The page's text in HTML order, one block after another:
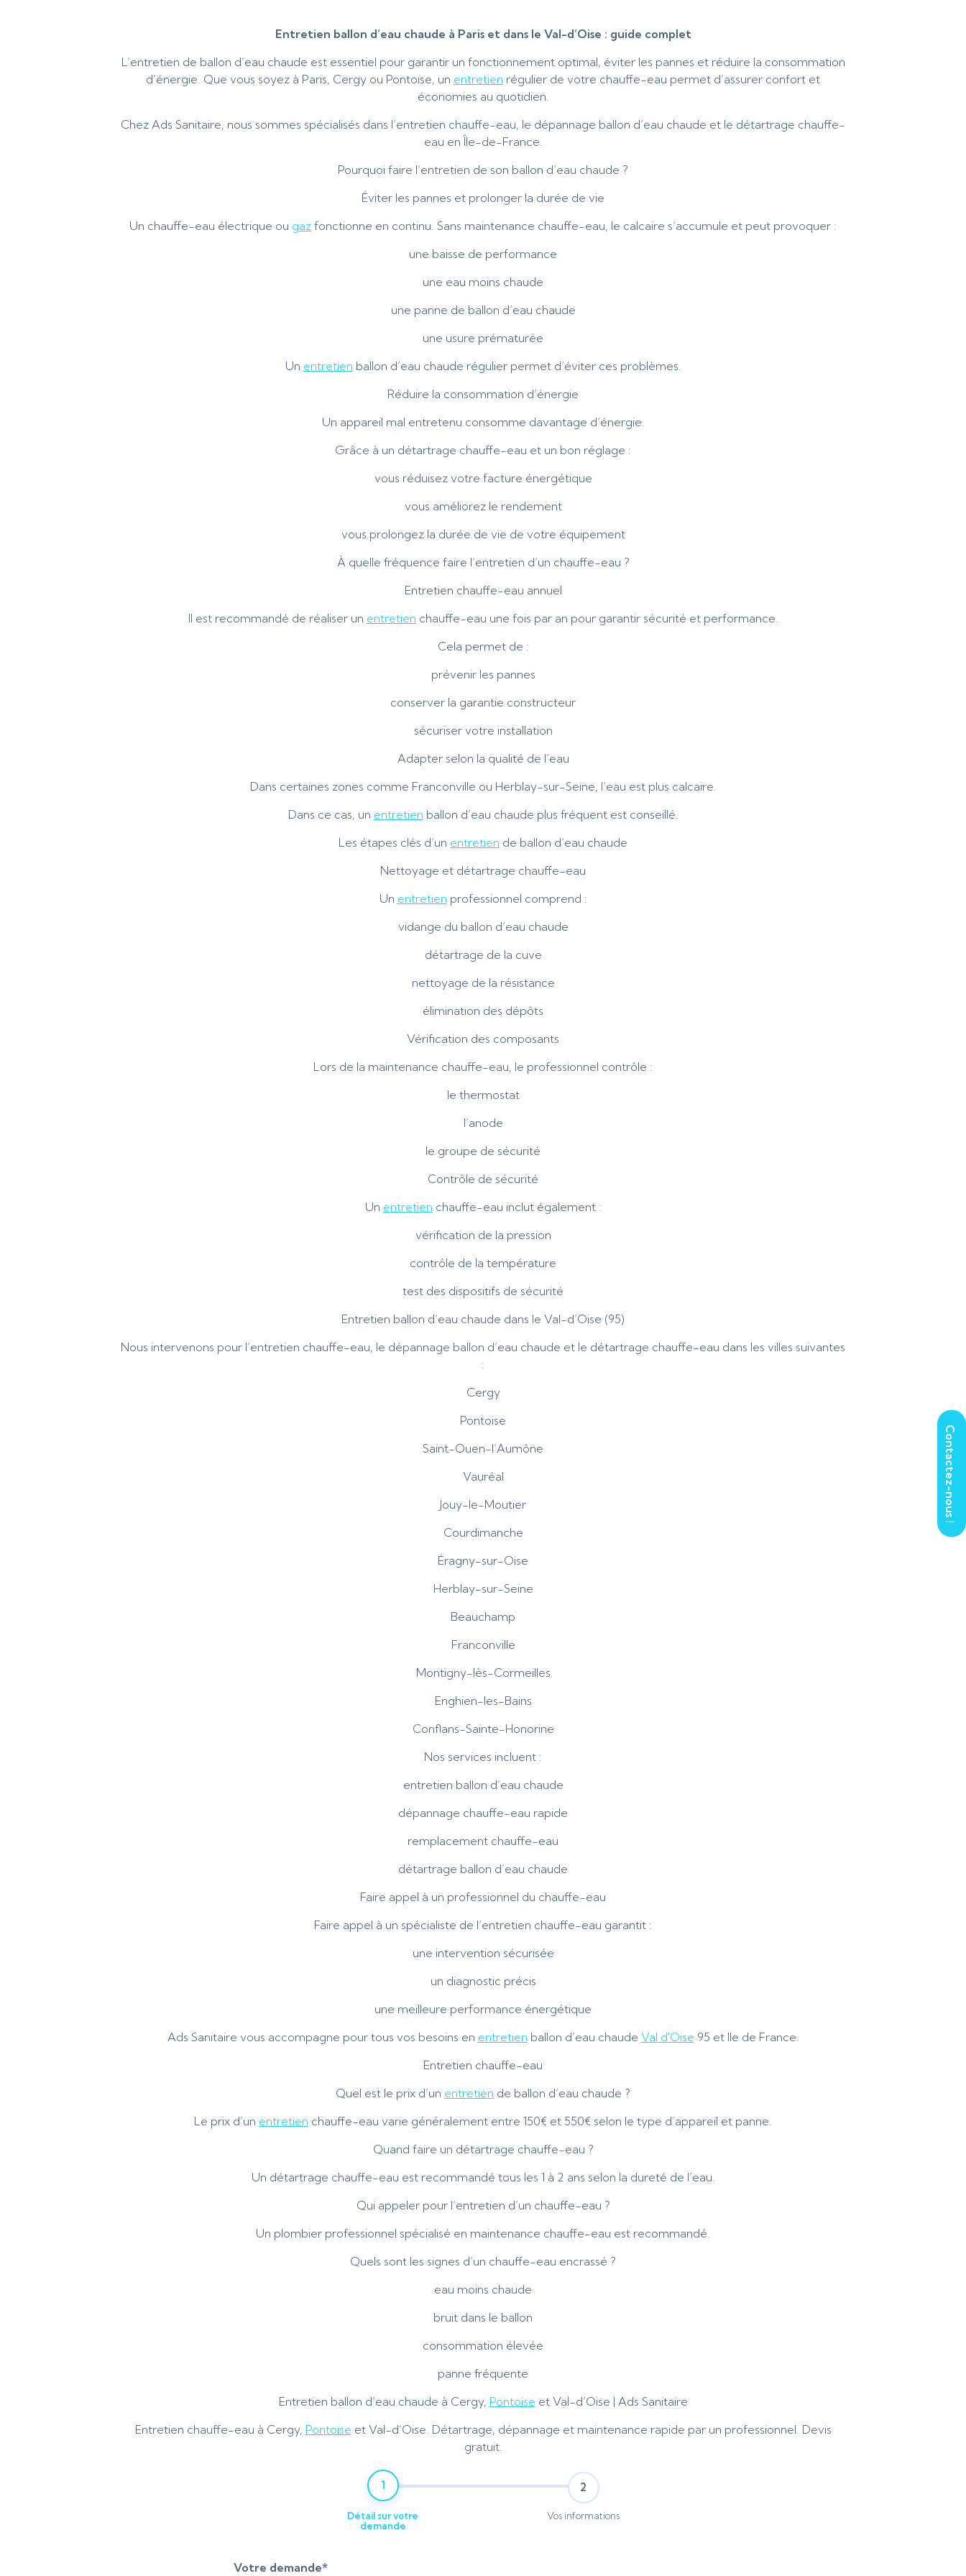
Entretien ballon d’eau chaude à Paris et dans le Val-d’Oise : guide complet
L’entretien de ballon d’eau chaude est essentiel pour garantir un fonctionnement optimal, éviter les pannes et réduire la consommation
d’énergie. Que vous soyez à Paris, Cergy ou Pontoise, un entretien régulier de votre chauffe-eau permet d’assurer confort et
économies au quotidien.
Chez Ads Sanitaire, nous sommes spécialisés dans l’entretien chauffe-eau, le dépannage ballon d’eau chaude et le détartrage chauffe-
eau en Île-de-France.
Pourquoi faire l’entretien de son ballon d’eau chaude ?
Éviter les pannes et prolonger la durée de vie
Un chauffe-eau électrique ou gaz fonctionne en continu. Sans maintenance chauffe-eau, le calcaire s’accumule et peut provoquer :
une baisse de performance
une eau moins chaude
une panne de ballon d’eau chaude
une usure prématurée
Un entretien ballon d’eau chaude régulier permet d’éviter ces problèmes.
Réduire la consommation d’énergie
Un appareil mal entretenu consomme davantage d’énergie.
Grâce à un détartrage chauffe-eau et un bon réglage :
vous réduisez votre facture énergétique
vous améliorez le rendement
vous prolongez la durée de vie de votre équipement
À quelle fréquence faire l’entretien d’un chauffe-eau ?
Entretien chauffe-eau annuel
Il est recommandé de réaliser un entretien chauffe-eau une fois par an pour garantir sécurité et performance.
Cela permet de :
prévenir les pannes
conserver la garantie constructeur
sécuriser votre installation
Adapter selon la qualité de l’eau
Dans certaines zones comme Franconville ou Herblay-sur-Seine, l’eau est plus calcaire.
Dans ce cas, un entretien ballon d’eau chaude plus fréquent est conseillé.
Les étapes clés d’un entretien de ballon d’eau chaude
Nettoyage et détartrage chauffe-eau
Un entretien professionnel comprend :
vidange du ballon d’eau chaude
détartrage de la cuve
nettoyage de la résistance
élimination des dépôts
Vérification des composants
Lors de la maintenance chauffe-eau, le professionnel contrôle :
le thermostat
l’anode
le groupe de sécurité
Contrôle de sécurité
Un entretien chauffe-eau inclut également :
vérification de la pression
contrôle de la température
test des dispositifs de sécurité
Entretien ballon d’eau chaude dans le Val-d’Oise (95)
Nous intervenons pour l’entretien chauffe-eau, le dépannage ballon d’eau chaude et le détartrage chauffe-eau dans les villes suivantes
:
Cergy
Pontoise
Saint-Ouen-l’Aumône
Vauréal
Jouy-le-Moutier
Courdimanche
Éragny-sur-Oise
Herblay-sur-Seine
Beauchamp
Franconville
Montigny-lès-Cormeilles
Enghien-les-Bains
Conflans-Sainte-Honorine
Nos services incluent :
entretien ballon d’eau chaude
dépannage chauffe-eau rapide
remplacement chauffe-eau
détartrage ballon d’eau chaude
Faire appel à un professionnel du chauffe-eau
Faire appel à un spécialiste de l’entretien chauffe-eau garantit :
une intervention sécurisée
un diagnostic précis
une meilleure performance énergétique
Ads Sanitaire vous accompagne pour tous vos besoins en entretien ballon d’eau chaude Val d'Oise 95 et Ile de France.
Entretien chauffe-eau
Quel est le prix d’un entretien de ballon d’eau chaude ?
Le prix d’un entretien chauffe-eau varie généralement entre 150€ et 550€ selon le type d’appareil et panne.
Quand faire un détartrage chauffe-eau ?
Un détartrage chauffe-eau est recommandé tous les 1 à 2 ans selon la dureté de l’eau.
Qui appeler pour l’entretien d’un chauffe-eau ?
Un plombier professionnel spécialisé en maintenance chauffe-eau est recommandé.
Quels sont les signes d’un chauffe-eau encrassé ?
eau moins chaude
bruit dans le ballon
consommation élevée
panne fréquente
Entretien ballon d’eau chaude à Cergy, Pontoise et Val-d’Oise | Ads Sanitaire
Entretien chauffe-eau à Cergy, Pontoise et Val-d’Oise. Détartrage, dépannage et maintenance rapide par un professionnel. Devis
gratuit.
1
Détail sur votre
demande
2
Vos informations
Votre demande*